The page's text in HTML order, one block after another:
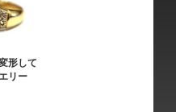
形して
リー